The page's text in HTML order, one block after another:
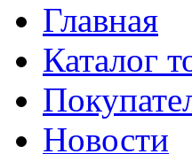
Главная
Каталог
Новости